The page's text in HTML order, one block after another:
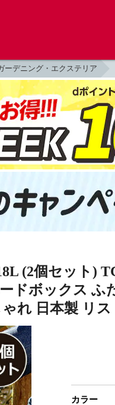
ーデニング・エクステリア
(2個セット)
ドボックス
れ 日本製 リス
カラー